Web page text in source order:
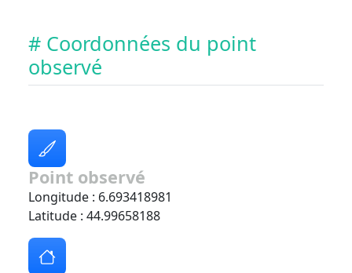
# Coordonnées du point
observé
Point observé
Longitude : 6.693418981
Latitude : 44.99658188